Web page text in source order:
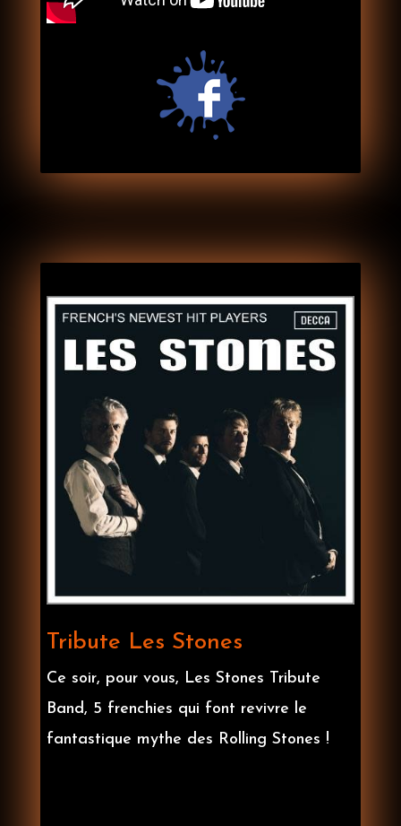
Tribute Les Stones
Ce soir, pour vous, Les Stones Tribute
Band, 5 frenchies qui font revivre le
fantastique mythe des Rolling Stones !